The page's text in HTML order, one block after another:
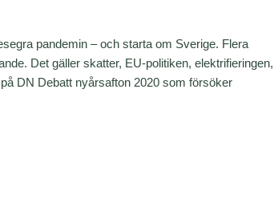
pandemin – och starta om Sverige. Flera
Det gäller skatter, EU-politiken, elektrifieringen,
DN Debatt nyårsafton 2020 som försöker